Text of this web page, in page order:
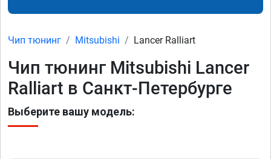
Чип тюнинг Mitsubishi Lancer Ralliart
Чип тюнинг Mitsubishi Lancer
Ralliart в Санкт-Петербурге
Выберите вашу модель: